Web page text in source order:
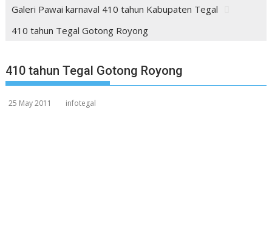
Galeri Pawai karnaval 410 tahun Kabupaten Tegal
410 tahun Tegal Gotong Royong
410 tahun Tegal Gotong Royong
25 May 2011 infotegal